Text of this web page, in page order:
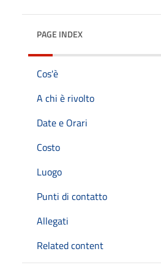
PAGE INDEX
Cos'è
A chi è rivolto
Date e Orari
Costo
Luogo
Punti di contatto
Allegati
Related content